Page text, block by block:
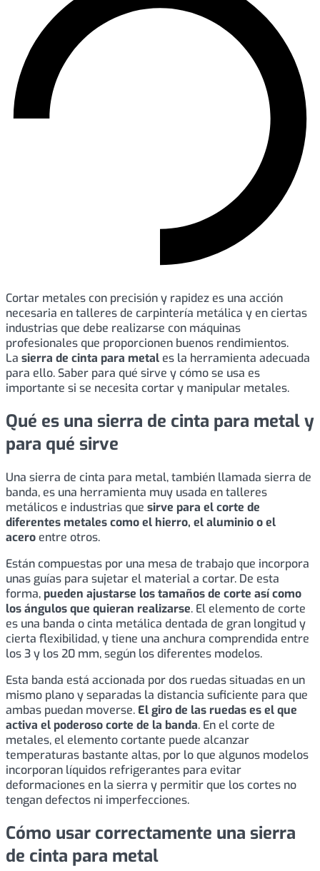
Cortar metales con precisión y rapidez es una acción
necesaria en talleres de carpintería metálica y en ciertas
industrias que debe realizarse con máquinas
profesionales que proporcionen buenos rendimientos.
La sierra de cinta para metales la herramienta adecuada
para ello. Saber para qué sirve y cómo se usa es
importante si se necesita cortar y manipular metales.
Qué es una sierra de cinta para metal y
para qué sirve
Una sierra de cinta para metal, también llamada sierra de
banda, es una herramienta muy usada en talleres
metálicos e industrias que sirve para el corte de
diferentes metales como el hierro, el aluminio o el
aceroentre otros.
Están compuestas por una mesa de trabajo que incorpora
unas guías para sujetar el material a cortar. De esta
forma, pueden ajustarse los tamaños de corte así como
los ángulos que quieran realizarse. El elemento de corte
es una banda o cinta metálica dentada de gran longitud y
cierta flexibilidad, y tiene una anchura comprendida entre
los 3 y los 20 mm, según los diferentes modelos.
Esta banda está accionada por dos ruedas situadas en un
mismo plano y separadas la distancia suficiente para que
ambas puedan moverse. El giro de las ruedas es el que
activa el poderoso corte de la banda. En el corte de
metales, el elemento cortante puede alcanzar
temperaturas bastante altas, por lo que algunos modelos
incorporan líquidos refrigerantes para evitar
deformaciones en la sierra y permitir que los cortes no
tengan defectos ni imperfecciones.
Cómo usar correctamente una sierra
de cinta para metal